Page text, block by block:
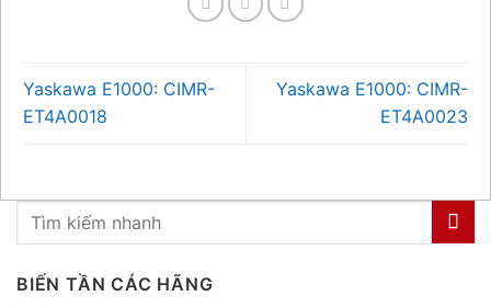
BIẾN TẦN CÁC HÃNG
Yaskawa E1000: CIMR-
ET4A0018
Yaskawa E1000: CIMR-
ET4A0023